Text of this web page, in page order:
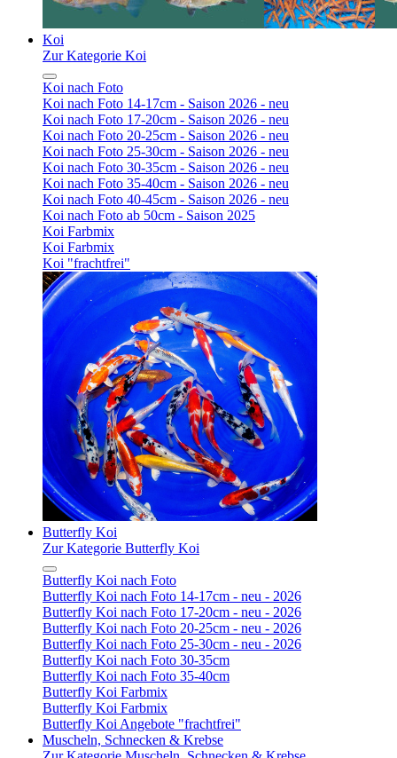
Koi
Zur Kategorie Koi
Koi nach Foto
Koi nach Foto 14-17cm - Saison 2026 - neu
Koi nach Foto 17-20cm - Saison 2026 - neu
Koi nach Foto 20-25cm - Saison 2026 - neu
Koi nach Foto 25-30cm - Saison 2026 - neu
Koi nach Foto 30-35cm - Saison 2026 - neu
Koi nach Foto 35-40cm - Saison 2026 - neu
Koi nach Foto 40-45cm - Saison 2026 - neu
Koi nach Foto ab 50cm - Saison 2025
Koi Farbmix
Koi Farbmix
Koi "frachtfrei"
Butterfly Koi
Zur Kategorie Butterfly Koi
Butterfly Koi nach Foto
Butterfly Koi nach Foto 14-17cm - neu - 2026
Butterfly Koi nach Foto 17-20cm - neu - 2026
Butterfly Koi nach Foto 20-25cm - neu - 2026
Butterfly Koi nach Foto 25-30cm - neu - 2026
Butterfly Koi nach Foto 30-35cm
Butterfly Koi nach Foto 35-40cm
Butterfly Koi Farbmix
Butterfly Koi Farbmix
Butterfly Koi Angebote "frachtfrei"
Muscheln, Schnecken & Krebse